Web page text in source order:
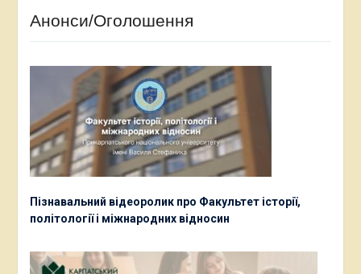
Анонси/Оголошення
Пізнавальний відеоролик про Факультет історії,
політології і міжнародних відносин